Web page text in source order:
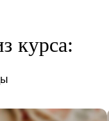
курса: